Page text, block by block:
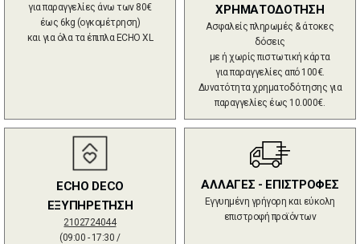
για παραγγελίες άνω των 80€
έως 6kg (ογκομέτρηση)
και για όλα τα έπιπλα ECHO XL
ΧΡΗΜΑΤΟΔΟΤΗΣΗ
Ασφαλείς πληρωμές & άτοκες
δόσεις
με ή χωρίς πιστωτική κάρτα
για παραγγελίες από 100€.
Δυνατότητα χρηματοδότησης για
παραγγελίες έως 10.000€.
ECHO DECO
ΕΞΥΠΗΡΕΤΗΣΗ
2102724044
(09:00 - 17:30 /
ΑΛΛΑΓΕΣ - ΕΠΙΣΤΡΟΦΕΣ
Εγγυημένη γρήγορη και εύκολη
επιστροφή προϊόντων